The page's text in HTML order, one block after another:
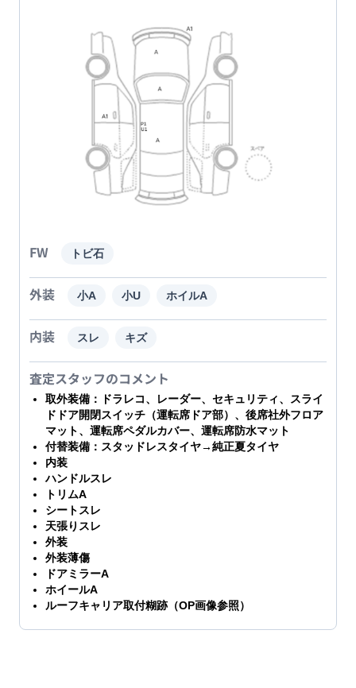
FW トビ石
外装 小A 小U ホイルA
内装 スレ キズ
査定スタッフのコメント
取外装備：ドラレコ、レーダー、セキュリティ、スライ
ドドア開閉スイッチ（運転席ドア部）、後席社外フロア
マット、運転席ペダルカバー、運転席防水マット
付替装備：スタッドレスタイヤ→純正夏タイヤ
内装
ハンドルスレ
トリムA
シートスレ
天張りスレ
外装
外装薄傷
ドアミラーA
ホイールA
ルーフキャリア取付糊跡（OP画像参照）